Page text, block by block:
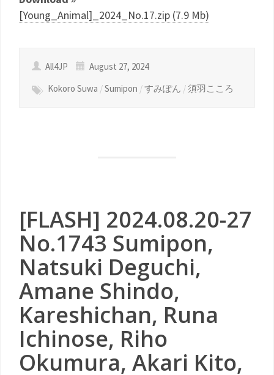
[Young_Animal]_2024_No.17.zip (7.9 Mb)
All4JP
August 27, 2024
Kokoro Suwa /Sumipon /すみぽん /須羽こころ
[FLASH] 2024.08.20-27
No.1743 Sumipon,
Natsuki Deguchi,
Amane Shindo,
Kareshichan, Runa
Ichinose, Riho
Okumura, Akari Kito,